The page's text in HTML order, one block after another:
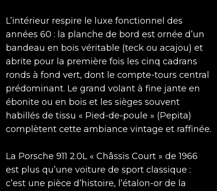
L’intérieur respire le luxe fonctionnel des
années 60 : la planche de bord est ornée d’un
bandeau en bois véritable (teck ou acajou) et
abrite pour la première fois les cinq cadrans
ronds à fond vert, dont le compte-tours central
prédominant. Le grand volant à fine jante en
ébonite ou en bois et les sièges souvent
habillés de tissu « Pied-de-poule » (Pepita)
complètent cette ambiance vintage et raffinée.
La Porsche 911 2.0L « Châssis Court » de 1966
est plus qu’une voiture de sport classique :
c’est une pièce d’histoire, l’étalon-or de la